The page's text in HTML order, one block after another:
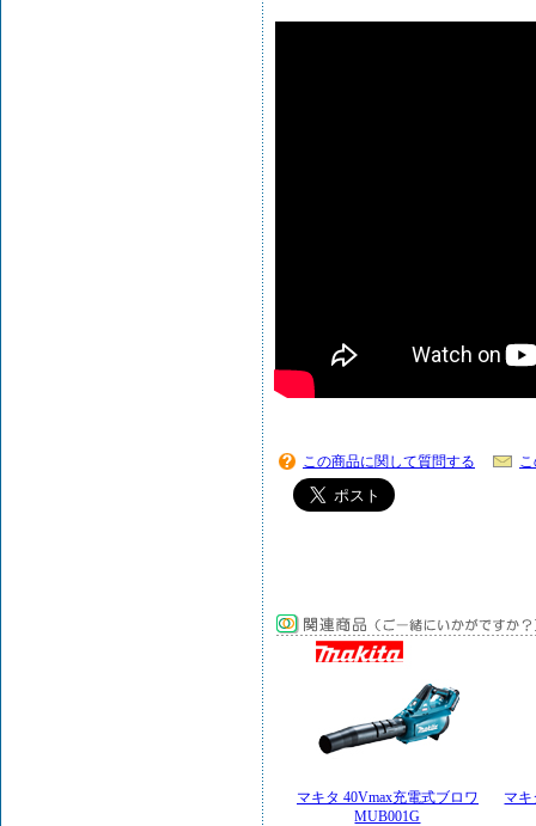
この商品に関して質問する
マキタ 40Vmax充電式ブロワ
MUB001G
マキ